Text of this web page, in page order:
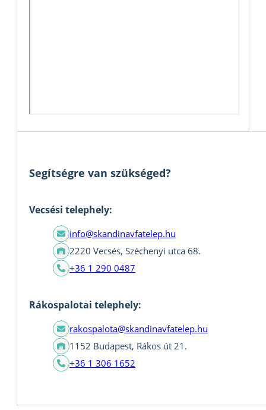
Segítségre van szükséged?
Vecsési telephely:
info@skandinavfatelep.hu
2220 Vecsés, Széchenyi utca 68.
+36 1 290 0487
Rákospalotai telephely:
rakospalota@skandinavfatelep.hu
1152 Budapest, Rákos út 21.
+36 1 306 1652